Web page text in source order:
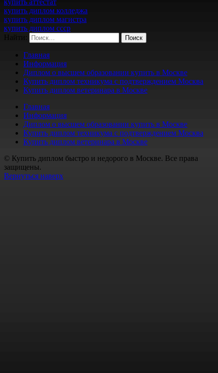
купить аттестат
купить диплом колледжа
купить диплом магистра
купить диплом ссср
Главная
Информация
Диплом о высшем образовании купить в Москве
Купить диплом техникума с подтверждением Москва
Купить диплом ветеринара в Москве
Главная
Информация
Диплом о высшем образовании купить в Москве
Купить диплом техникума с подтверждением Москва
Купить диплом ветеринара в Москве
© Купить диплом быстро и недорого в Москве. Все права
защищены.
Вернуться наверх